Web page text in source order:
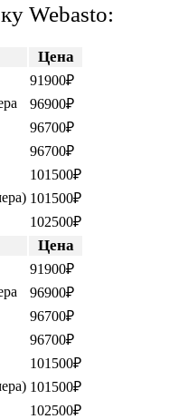
Webasto:
Цена
91900₽
96900₽
96700₽
96700₽
101500₽
101500₽
102500₽
Цена
91900₽
96900₽
96700₽
96700₽
101500₽
101500₽
102500₽